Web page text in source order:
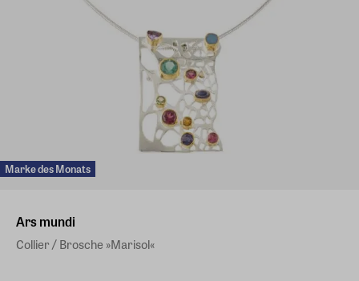
Marke des Monats
Ars mundi
Collier / Brosche »Marisol«